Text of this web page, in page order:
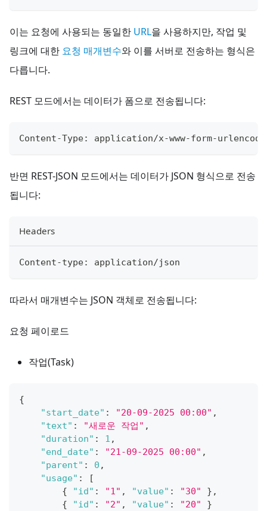
이는 요청에 사용되는 동일한 URL을 사용하지만, 작업 및
링크에 대한 요청 매개변수와 이를 서버로 전송하는 형식은
다릅니다.
REST 모드에서는 데이터가 폼으로 전송됩니다:
Content-Type: application/x-www-form-
반면 REST-JSON 모드에서는 데이터가 JSON 형식으로 전송
됩니다:
Headers
Content-type: application/json
따라서 매개변수는 JSON 객체로 전송됩니다:
요청 페이로드
작업(Task)
{
"start_date" : "20-09-2025 00:00" ,
"text" : "새로운 작업" ,
"duration" : 1 ,
"end_date" : "21-09-2025 00:00" ,
"parent" : 0 ,
"usage" :
[
{
"id" : "1" , "value" : "30" } ,
{
"id" : "2" , "value" : "20"
}